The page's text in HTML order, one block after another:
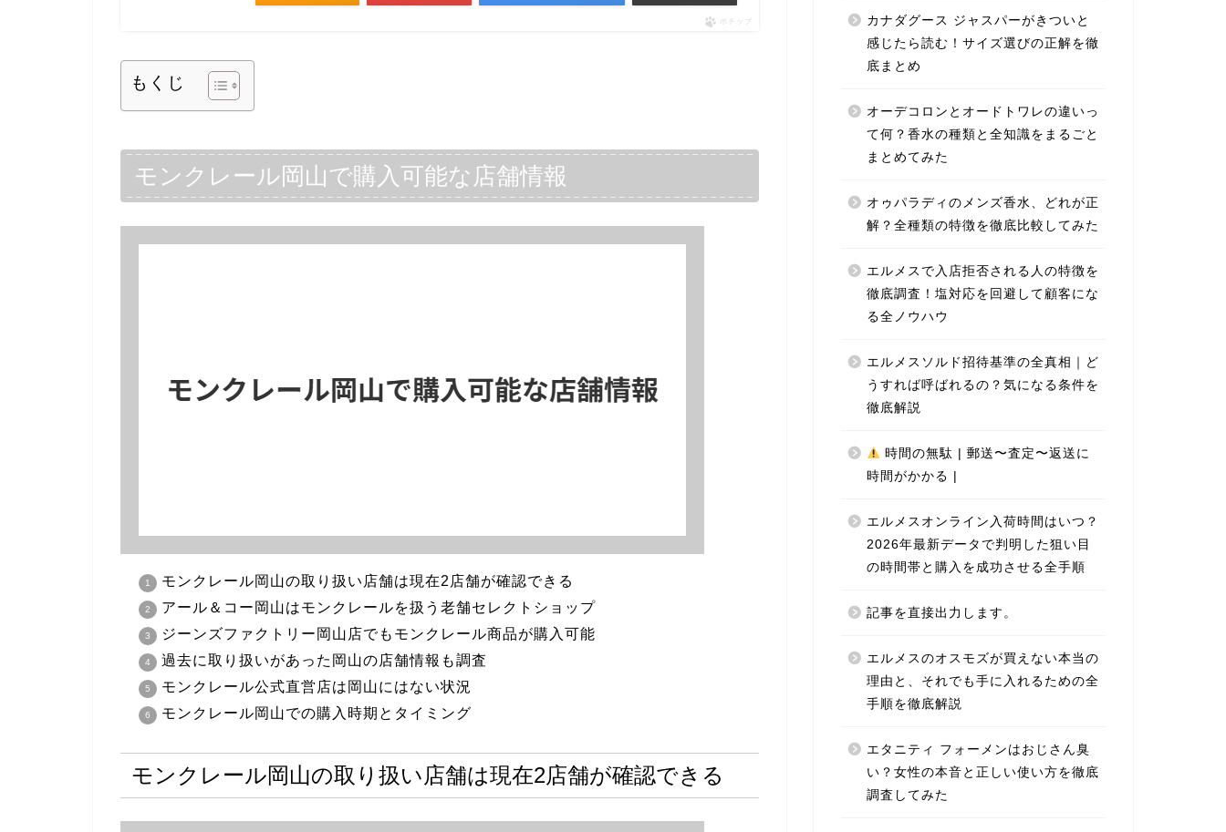
ポチップ
もくじ
モンクレール岡山で購入可能な店舗情報
モンクレール岡山の取り扱い店舗は現在2店舗が確認できる
アール＆コー岡山はモンクレールを扱う老舗セレクトショップ
ジーンズファクトリー岡山店でもモンクレール商品が購入可能
過去に取り扱いがあった岡山の店舗情報も調査
モンクレール公式直営店は岡山にはない状況
モンクレール岡山での購入時期とタイミング
モンクレール岡山の取り扱い店舗は現在2店舗が確認できる
カナダグース ジャスパーがきついと
感じたら読む！サイズ選びの正解を徹
底まとめ
オーデコロンとオードトワレの違いっ
て何？香水の種類と全知識をまるごと
まとめてみた
オゥパラディのメンズ香水、どれが正
解？全種類の特徴を徹底比較してみた
エルメスで入店拒否される人の特徴を
徹底調査！塩対応を回避して顧客にな
る全ノウハウ
エルメスソルド招待基準の全真相｜ど
うすれば呼ばれるの？気になる条件を
徹底解説
時間の無駄 | 郵送〜査定〜返送に
時間がかかる |
エルメスオンライン入荷時間はいつ？
2026年最新データで判明した狙い目
の時間帯と購入を成功させる全手順
記事を直接出力します。
エルメスのオスモズが買えない本当の
理由と、それでも手に入れるための全
手順を徹底解説
エタニティ フォーメンはおじさん臭
い？女性の本音と正しい使い方を徹底
調査してみた